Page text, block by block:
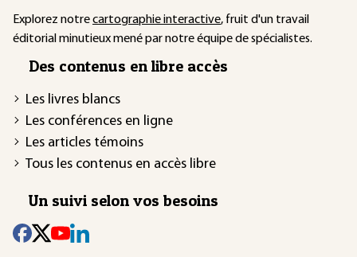
Explorez notrecartographie interactive, fruit d'un travail
éditorial minutieux mené par notre équipe de spécialistes.
Des contenus en libre accès
Les livres blancs
Les conférences en ligne
Les articles témoins
Tous les contenus en accès libre
Un suivi selon vos besoins